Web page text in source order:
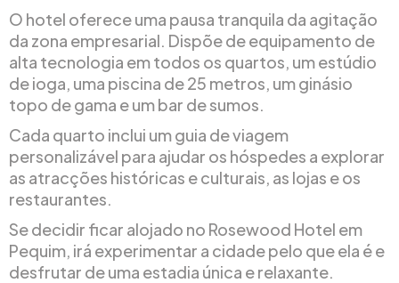
O hotel oferece uma pausa tranquila da agitação
da zona empresarial. Dispõe de equipamento de
alta tecnologia em todos os quartos, um estúdio
de ioga, uma piscina de 25 metros, um ginásio
topo de gama e um bar de sumos.
Cada quarto inclui um guia de viagem
personalizável para ajudar os hóspedes a explorar
as atracções históricas e culturais, as lojas e os
restaurantes.
Se decidir ficar alojado no Rosewood Hotel em
Pequim, irá experimentar a cidade pelo que ela é e
desfrutar de uma estadia única e relaxante.